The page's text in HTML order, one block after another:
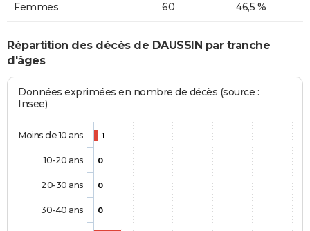
Femmes 60 46,5 %
Répartition des décès de DAUSSIN par tranche
d'âges
Données exprimées en nombre de décès (source :
Insee)
1
0
0
0
Moins de 10 ans
10-20 ans
20-30 ans
30-40 ans